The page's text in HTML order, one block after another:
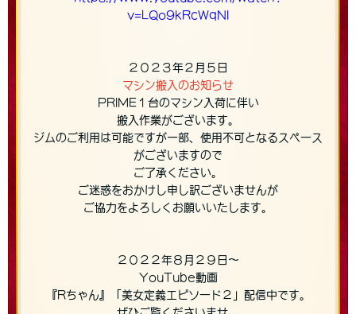
v=LQo9kRcWqNI
２０２３年２月５日
マシン搬入のお知らせ
PRIME１台のマシン入荷に伴い
搬入作業がございます。
ジムのご利用は可能ですが一部、使用不可となるスペース
がございますので
ご了承ください。
ご迷惑をおかけし申し訳ございませんが
ご協力をよろしくお願いいたします。
２０２２年８月２９日〜
YouTube動画
『Rちゃん』「美女定義エピソード２」配信中です。